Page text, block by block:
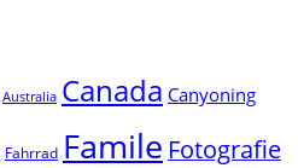
Australia Canada Canyoning
Fahrrad Famile Fotografie